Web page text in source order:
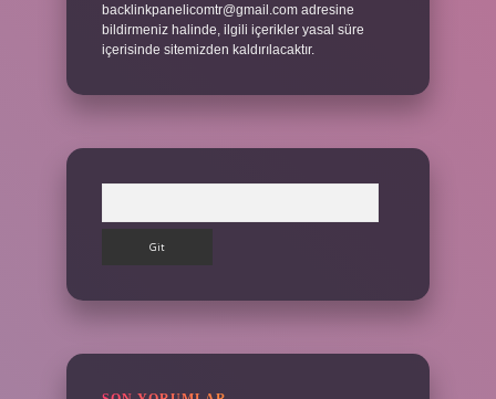
backlinkpanelicomtr@gmail.com adresine
bildirmeniz halinde, ilgili içerikler yasal süre
içerisinde sitemizden kaldırılacaktır.